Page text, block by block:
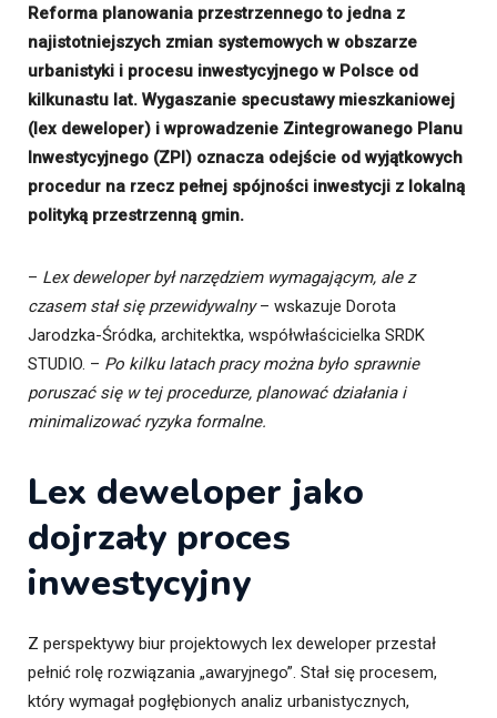
Reforma planowania przestrzennego to jedna z
najistotniejszych zmian systemowych w obszarze
urbanistyki i procesu inwestycyjnego w Polsce od
kilkunastu lat. Wygaszanie specustawy mieszkaniowej
(lex deweloper) i wprowadzenie Zintegrowanego Planu
Inwestycyjnego (ZPI) oznacza odejście od wyjątkowych
procedur na rzecz pełnej spójności inwestycji z lokalną
polityką przestrzenną gmin.
– Lex deweloper był narzędziem wymagającym, ale z
czasem stał się przewidywalny– wskazuje Dorota
Jarodzka-Śródka, architektka, współwłaścicielka SRDK
STUDIO. – Po kilku latach pracy można było sprawnie
poruszać się w tej procedurze, planować działania i
minimalizować ryzyka formalne.
Lex deweloper jako
dojrzały proces
inwestycyjny
Z perspektywy biur projektowych lex deweloper przestał
pełnić rolę rozwiązania „awaryjnego”. Stał się procesem,
który wymagał pogłębionych analiz urbanistycznych,